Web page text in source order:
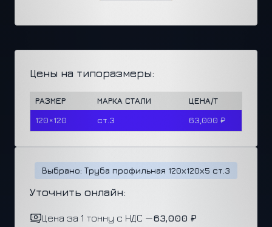
Цены на типоразмеры:
РАЗМЕР МАРКА СТАЛИ
ЦЕНА/Т
120×120
ст.3 63,000 ₽
Выбрано: Труба профильная 120х120х5 ст.3
Уточнить онлайн:
Цена за 1 тонну с НДС —63,000 ₽